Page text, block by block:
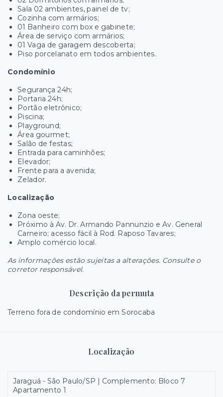
Sala 02 ambientes, painel de tv;
Cozinha com armários;
01 Banheiro com box e gabinete;
Área de serviço com armários;
01 Vaga de garagem descoberta;
Piso porcelanato em todos ambientes.
Condomínio
Segurança 24h;
Portaria 24h;
Portão eletrônico;
Piscina;
Playground;
Área gourmet;
Salão de festas;
Entrada para caminhões;
Elevador;
Frente para a avenida;
Zelador.
Localização
Zona oeste;
Próximo à Av. Dr. Armando Pannunzio e Av. General
Carneiro; acesso fácil à Rod. Raposo Tavares;
Amplo comércio local.
As informações estão sujeitas a alterações. Consulte o
corretor responsável.
Descrição da permuta
Terreno fora de condomínio em Sorocaba
Localização
Jaraguá - São Paulo/SP | Complemento: Bloco 7
Apartamento 1